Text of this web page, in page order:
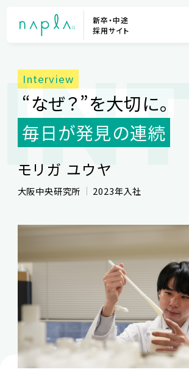
新卒・中途
採用サイト
“なぜ？”を大切に。
毎日が発見の連続
モリガ ユウヤ
大阪中央研究所 2023年入社